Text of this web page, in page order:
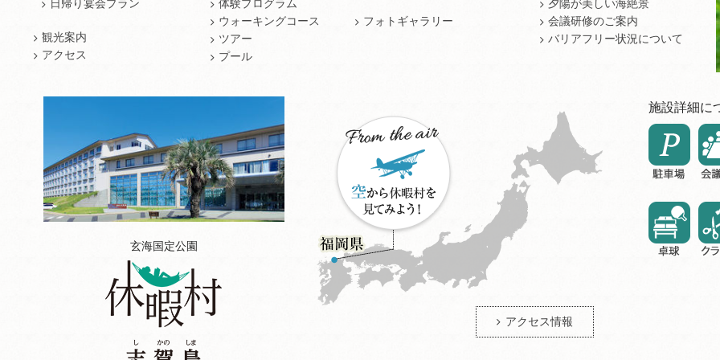
日帰り宴会プラン
観光案内
アクセス
体験プログラム
ウォーキングコース
ツアー
プール
フォトギャラリー
夕陽が美しい海絶景
会議研修のご案内
バリアフリー状況について
玄海国定公園
アクセス情報
施設詳細に